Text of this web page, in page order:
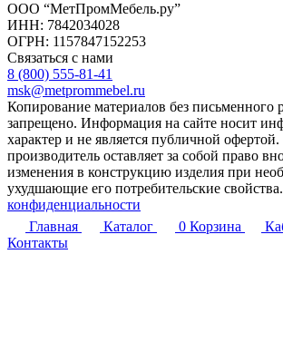
ООО “МетПромМебель.ру”
ИНН: 7842034028
ОГРН: 1157847152253
Связаться с нами
8 (800) 555-81-41
msk@metprommebel.ru
Копирование материалов без письменного
запрещено. Информация на сайте носит
характер и не является публичной офертой.
производитель оставляет за собой право
изменения в конструкцию изделия при
ухудшающие его потребительские свойства.
конфиденциальности
Главная
Каталог 0 Корзина
Контакты